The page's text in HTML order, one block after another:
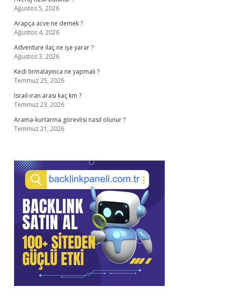
Ağustos 5, 2026
Arapça acve ne demek ?
Ağustos 4, 2026
Adventure ilaç ne işe yarar ?
Ağustos 3, 2026
Kedi tirmalayinca ne yapmalı ?
Temmuz 25, 2026
Israıl-ıran arası kaç km ?
Temmuz 23, 2026
Arama-kurtarma görevlisi nasıl olunur ?
Temmuz 21, 2026